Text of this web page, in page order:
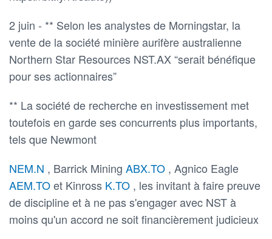
2 juin - ** Selon les analystes de Morningstar, la
vente de la société minière aurifère australienne
Northern Star Resources NST.AX “serait bénéfique
pour ses actionnaires”
** La société de recherche en investissement met
toutefois en garde ses concurrents plus importants,
tels que Newmont
NEM.N , Barrick Mining ABX.TO , Agnico Eagle
AEM.TOet Kinross K.TO , les invitant à faire preuve
de discipline et à ne pas s'engager avec NST à
moins qu'un accord ne soit financièrement judicieux